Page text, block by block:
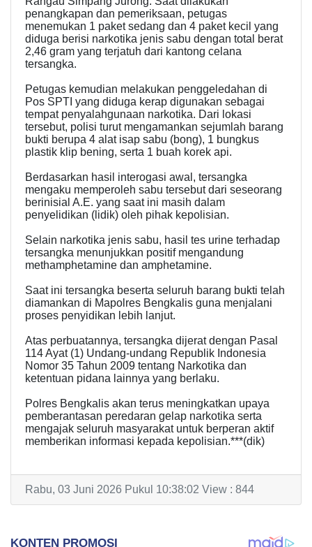
penangkapan dan pemeriksaan, petugas
menemukan 1 paket sedang dan 4 paket kecil yang
diduga berisi narkotika jenis sabu dengan total berat
2,46 gram yang terjatuh dari kantong celana
tersangka.
Petugas kemudian melakukan penggeledahan di
Pos SPTI yang diduga kerap digunakan sebagai
tempat penyalahgunaan narkotika. Dari lokasi
tersebut, polisi turut mengamankan sejumlah barang
bukti berupa 4 alat isap sabu (bong), 1 bungkus
plastik klip bening, serta 1 buah korek api.
Berdasarkan hasil interogasi awal, tersangka
mengaku memperoleh sabu tersebut dari seseorang
berinisial A.E. yang saat ini masih dalam
penyelidikan (lidik) oleh pihak kepolisian.
Selain narkotika jenis sabu, hasil tes urine terhadap
tersangka menunjukkan positif mengandung
methamphetamine dan amphetamine.
Saat ini tersangka beserta seluruh barang bukti telah
diamankan di Mapolres Bengkalis guna menjalani
proses penyidikan lebih lanjut.
Atas perbuatannya, tersangka dijerat dengan Pasal
114 Ayat (1) Undang-undang Republik Indonesia
Nomor 35 Tahun 2009 tentang Narkotika dan
ketentuan pidana lainnya yang berlaku.
Polres Bengkalis akan terus meningkatkan upaya
pemberantasan peredaran gelap narkotika serta
mengajak seluruh masyarakat untuk berperan aktif
memberikan informasi kepada kepolisian.***(dik)
Rabu, 03 Juni 2026 Pukul 10:38:02 View : 844